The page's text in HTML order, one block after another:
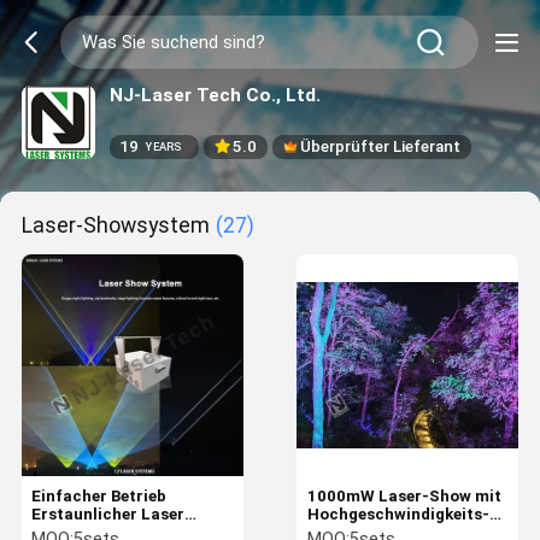
NJ-Laser Tech Co., Ltd.
19 YEARS 5.0 Überprüfter Lieferant
Laser-Showsystem (27)
Einfacher Betrieb
Erstaunlicher Laser
Hochleistungsbereich
1000mW Laser-Show mit
Hochgeschwindigkeits-
XY-Scanner-Modul und